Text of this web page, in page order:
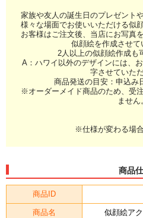
家族や友人の誕生日のプレゼント
様々な場面でお使いいただける似
お客様はご注文後、当店にお写真
似顔絵を作成させて
2人以上の似顔絵作成も
A：ハワイ以外のデザインには、
字させていた
商品発送の目安：申込み
※オーダーメイド商品のため、受
ません
※仕様が変わる場
商品
商品ID
商品名 似顔絵ア